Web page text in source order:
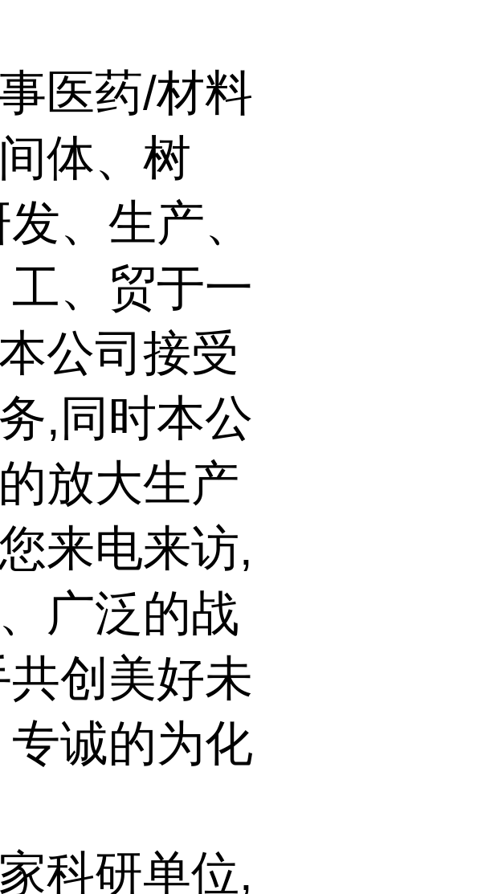
医药/材料
体、树
、生产、
、贸于一
公司接受
,同时本公
放大生产
来电来访,
广泛的战
创美好未
诚的为化
科研单位,